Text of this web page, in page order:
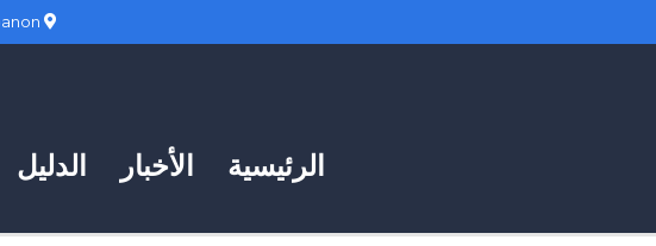
الدليل الأخبار الرئيسية